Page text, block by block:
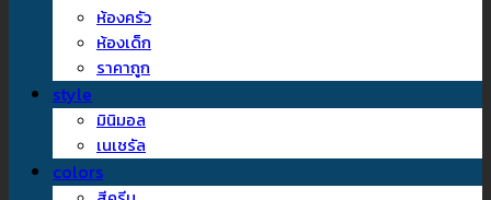
ห้องครัว
ห้องเด็ก
ราคาถูก
style
มินิมอล
เนเชรัล
colors